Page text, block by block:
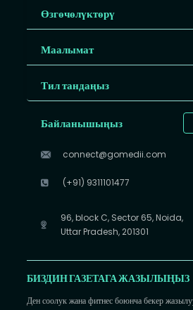
Өзгөчөлүктөрү
Маалымат
Тил тандаңыз
Байланышыңыз
connect@gomedii.com
(+91) 9311101477
96, block C, Sector 65, Noida,
Uttar Pradesh, 201301
БИЗДИН ГАЗЕТАГА ЖАЗЫЛЫҢЫЗ
Ден соолук жана фитнес боюнча бекер